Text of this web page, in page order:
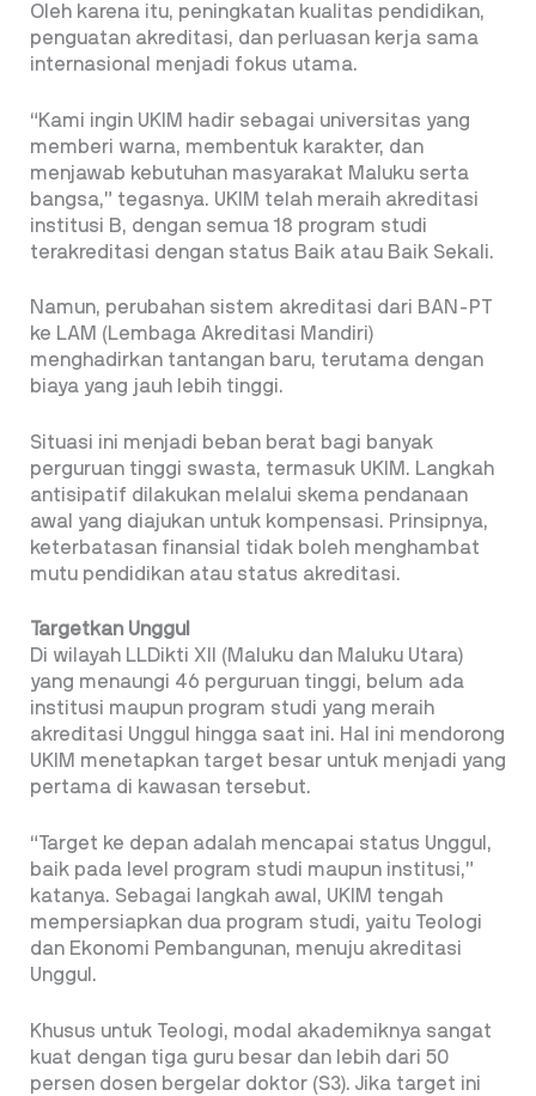
Oleh karena itu, peningkatan kualitas pendidikan,
penguatan akreditasi, dan perluasan kerja sama
internasional menjadi fokus utama.
“Kami ingin UKIM hadir sebagai universitas yang
memberi warna, membentuk karakter, dan
menjawab kebutuhan masyarakat Maluku serta
bangsa,” tegasnya. UKIM telah meraih akreditasi
institusi B, dengan semua 18 program studi
terakreditasi dengan status Baik atau Baik Sekali.
Namun, perubahan sistem akreditasi dari BAN-PT
ke LAM (Lembaga Akreditasi Mandiri)
menghadirkan tantangan baru, terutama dengan
biaya yang jauh lebih tinggi.
Situasi ini menjadi beban berat bagi banyak
perguruan tinggi swasta, termasuk UKIM. Langkah
antisipatif dilakukan melalui skema pendanaan
awal yang diajukan untuk kompensasi. Prinsipnya,
keterbatasan finansial tidak boleh menghambat
mutu pendidikan atau status akreditasi.
Targetkan Unggul
Di wilayah LLDikti XII (Maluku dan Maluku Utara)
yang menaungi 46 perguruan tinggi, belum ada
institusi maupun program studi yang meraih
akreditasi Unggul hingga saat ini. Hal ini mendorong
UKIM menetapkan target besar untuk menjadi yang
pertama di kawasan tersebut.
“Target ke depan adalah mencapai status Unggul,
baik pada level program studi maupun institusi,”
katanya. Sebagai langkah awal, UKIM tengah
mempersiapkan dua program studi, yaitu Teologi
dan Ekonomi Pembangunan, menuju akreditasi
Unggul.
Khusus untuk Teologi, modal akademiknya sangat
kuat dengan tiga guru besar dan lebih dari 50
persen dosen bergelar doktor (S3). Jika target ini